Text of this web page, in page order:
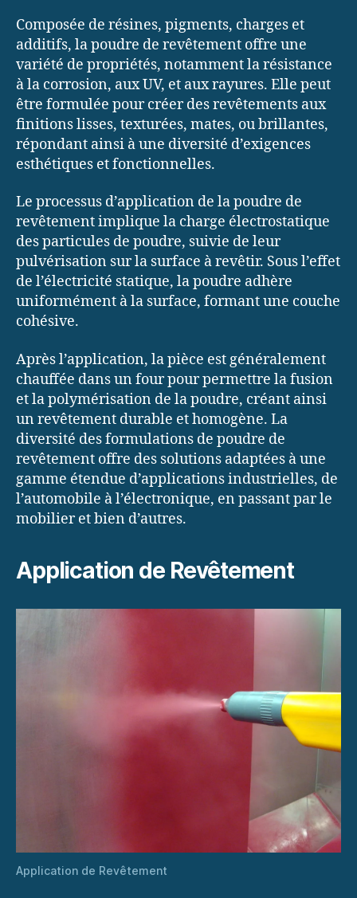
Composée de résines, pigments, charges et
additifs, la poudre de revêtement offre une
variété de propriétés, notamment la résistance
à la corrosion, aux UV, et aux rayures. Elle peut
être formulée pour créer des revêtements aux
finitions lisses, texturées, mates, ou brillantes,
répondant ainsi à une diversité d’exigences
esthétiques et fonctionnelles.
Le processus d’application de la poudre de
revêtement implique la charge électrostatique
des particules de poudre, suivie de leur
pulvérisation sur la surface à revêtir. Sous l’effet
de l’électricité statique, la poudre adhère
uniformément à la surface, formant une couche
cohésive.
Après l’application, la pièce est généralement
chauffée dans un four pour permettre la fusion
et la polymérisation de la poudre, créant ainsi
un revêtement durable et homogène. La
diversité des formulations de poudre de
revêtement offre des solutions adaptées à une
gamme étendue d’applications industrielles, de
l’automobile à l’électronique, en passant par le
mobilier et bien d’autres.
Application de Revêtement
Application de Revêtement